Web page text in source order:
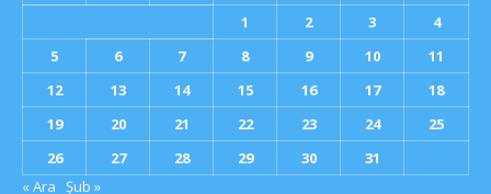
1
2 3
4
5
6 7 8 9 10
11
12
13 14 15 16 17
18
19
20 21 22 23 24
25
26
27 28 29 30
31
« Ara Şub »